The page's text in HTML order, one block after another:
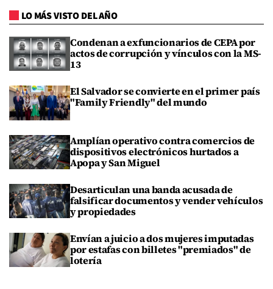
LO MÁS VISTO DEL AÑO
Condenan a exfuncionarios de CEPA por
actos de corrupción y vínculos con la MS-
13
El Salvador se convierte en el primer país
"Family Friendly" del mundo
Amplían operativo contra comercios de
dispositivos electrónicos hurtados a
Apopa y San Miguel
Desarticulan una banda acusada de
falsificar documentos y vender vehículos
y propiedades
Envían a juicio a dos mujeres imputadas
por estafas con billetes "premiados" de
lotería